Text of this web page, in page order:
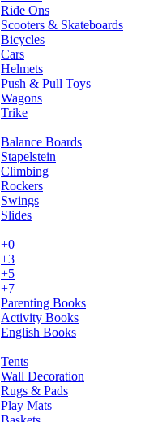
Ride Ons
Scooters & Skateboards
Bicycles
Cars
Helmets
Push & Pull Toys
Wagons
Trike
Balance Boards
Stapelstein
Climbing
Rockers
Swings
Slides
+0
+3
+5
+7
Parenting Books
Activity Books
English Books
Tents
Wall Decoration
Rugs & Pads
Play Mats